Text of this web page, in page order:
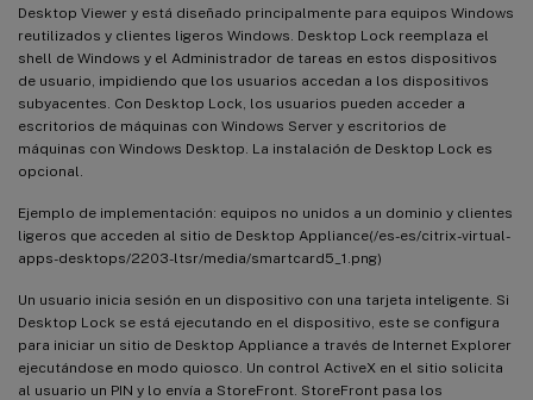
Desktop Viewer y está diseñado principalmente para equipos Windows
reutilizados y clientes ligeros Windows. Desktop Lock reemplaza el
shell de Windows y el Administrador de tareas en estos dispositivos
de usuario, impidiendo que los usuarios accedan a los dispositivos
subyacentes. Con Desktop Lock, los usuarios pueden acceder a
escritorios de máquinas con Windows Server y escritorios de
máquinas con Windows Desktop. La instalación de Desktop Lock es
opcional.
Ejemplo de implementación: equipos no unidos a un dominio y clientes
ligeros que acceden al sitio de Desktop Appliance(/es-es/citrix-virtual-
apps-desktops/2203-ltsr/media/smartcard5_1.png)
Un usuario inicia sesión en un dispositivo con una tarjeta inteligente. Si
Desktop Lock se está ejecutando en el dispositivo, este se configura
para iniciar un sitio de Desktop Appliance a través de Internet Explorer
ejecutándose en modo quiosco. Un control ActiveX en el sitio solicita
al usuario un PIN y lo envía a StoreFront. StoreFront pasa los